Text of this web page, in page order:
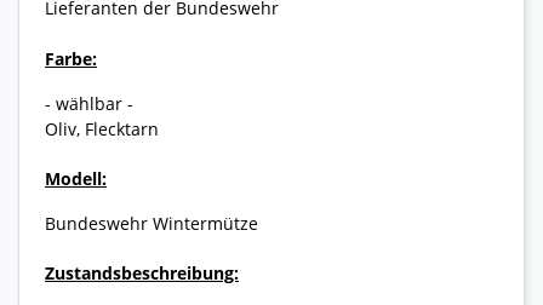
Lieferanten der Bundeswehr
Farbe:
- wählbar -
Oliv, Flecktarn
Modell:
Bundeswehr Wintermütze
Zustandsbeschreibung: